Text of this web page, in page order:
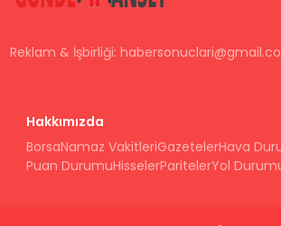
Reklam & İşbirliği:
Hakkımızda
BorsaNamaz VakitleriGazetelerHava
Puan DurumuHisselerParitelerYol